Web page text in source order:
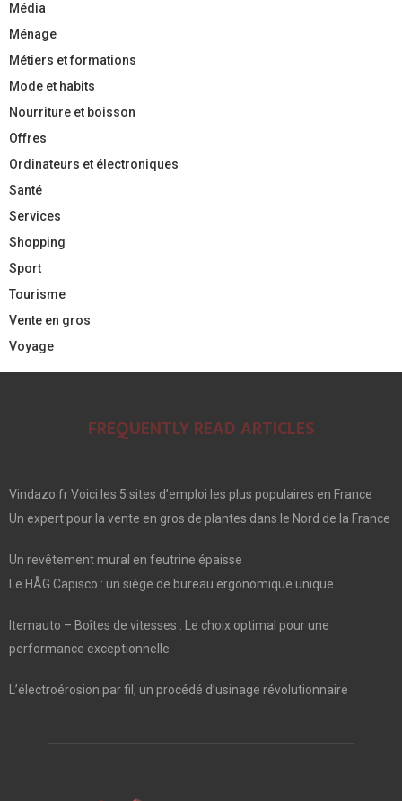
Média
Ménage
Métiers et formations
Mode et habits
Nourriture et boisson
Offres
Ordinateurs et électroniques
Santé
Services
Shopping
Sport
Tourisme
Vente en gros
Voyage
FREQUENTLY READ ARTICLES
Vindazo.fr Voici les 5 sites d’emploi les plus populaires en France
Un expert pour la vente en gros de plantes dans le Nord de la France
Un revêtement mural en feutrine épaisse
Le HÅG Capisco : un siège de bureau ergonomique unique
Itemauto – Boîtes de vitesses : Le choix optimal pour une
performance exceptionnelle
L’électroérosion par fil, un procédé d’usinage révolutionnaire